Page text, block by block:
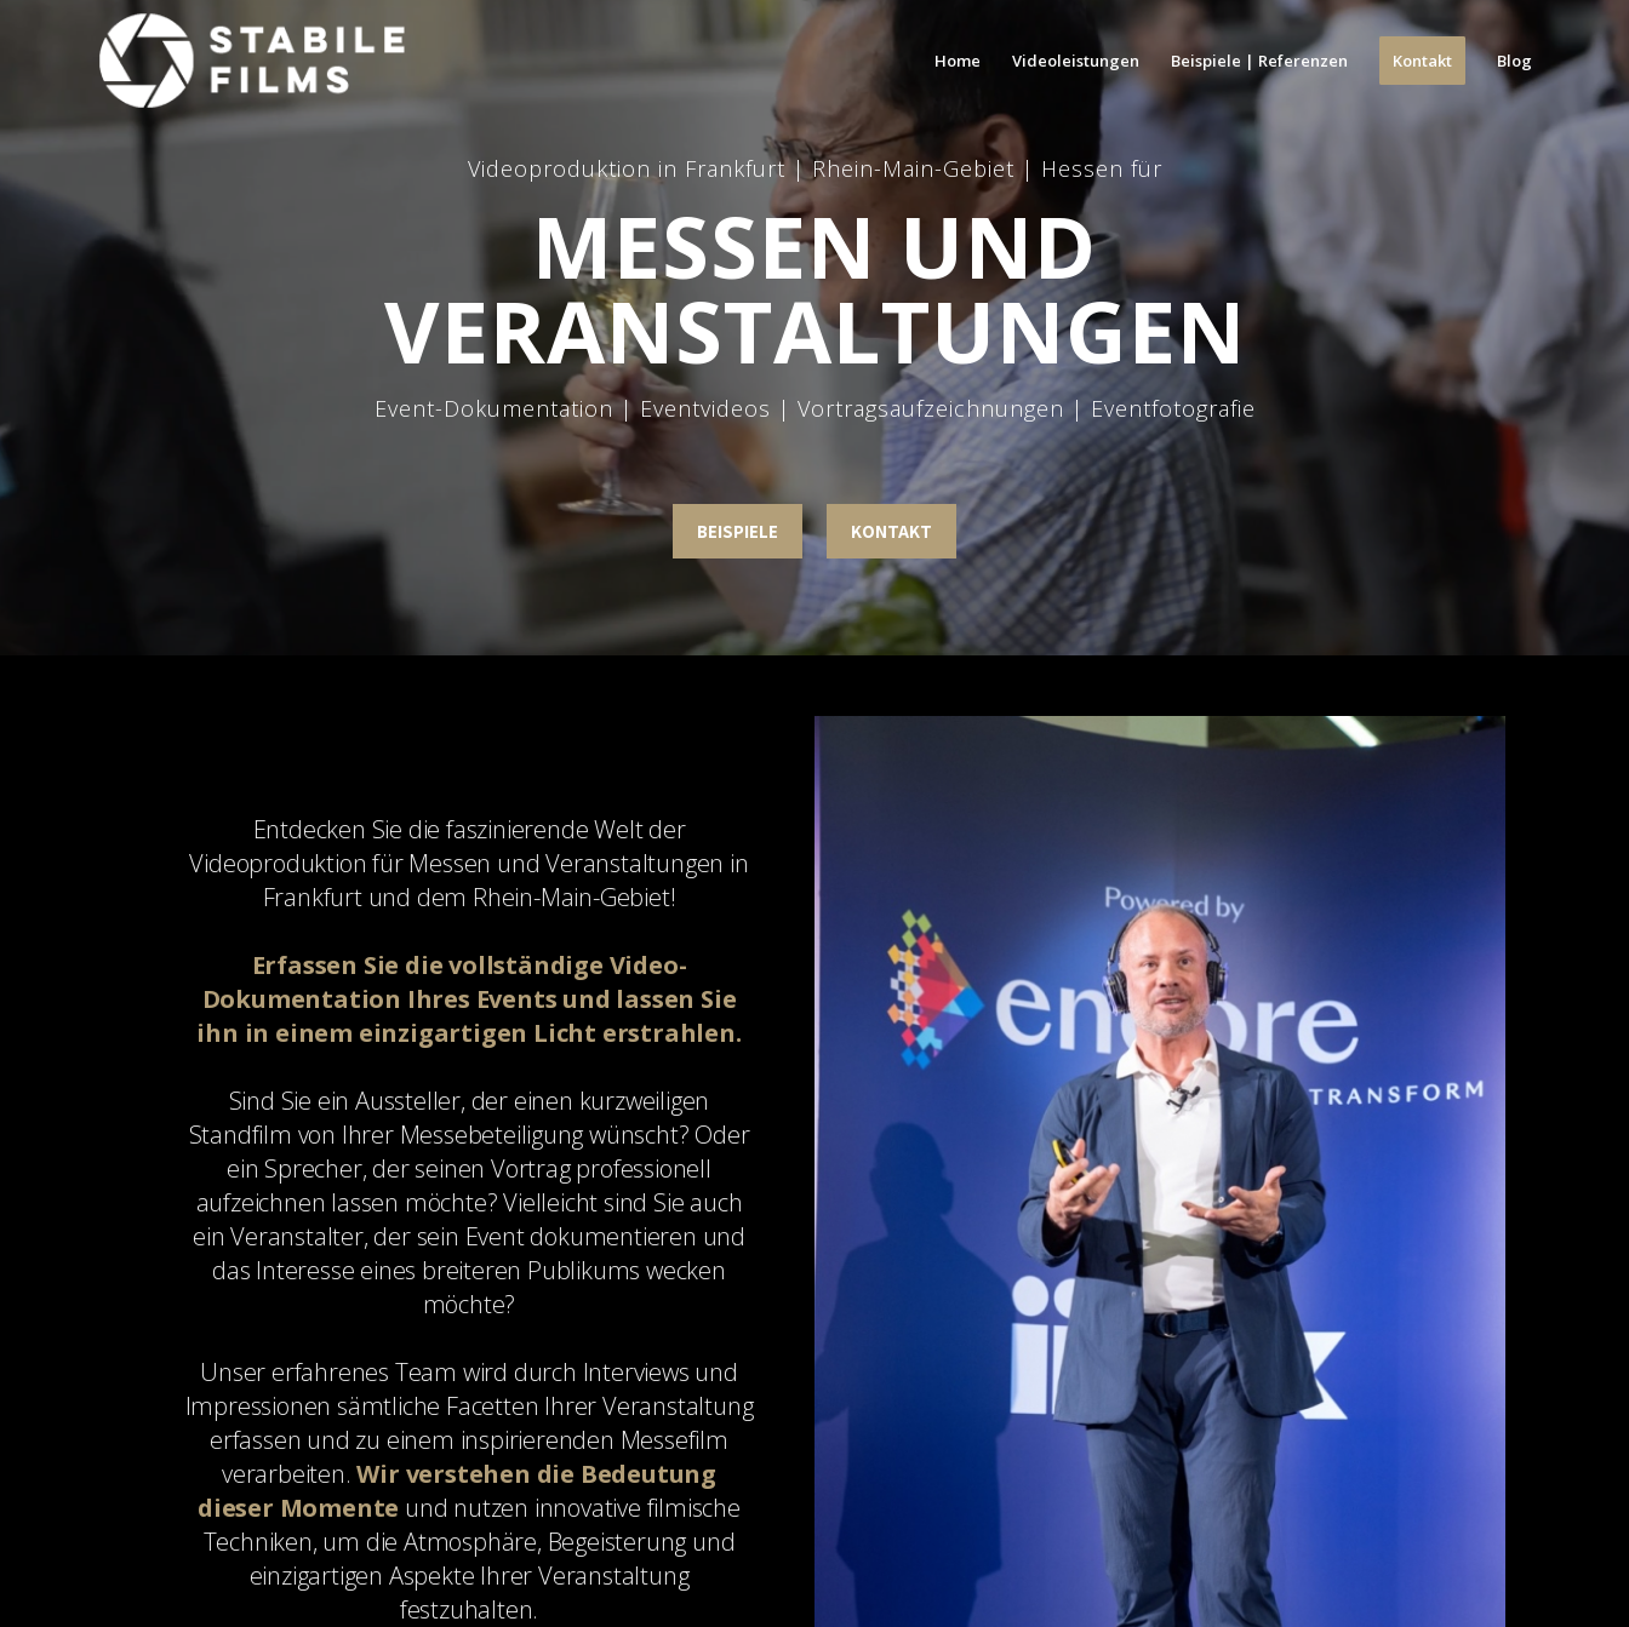
Home Videoleistungen Beispiele | Referenzen Kontakt Blog
Videoproduktion in Frankfurt | Rhein-Main-Gebiet | Hessen für
MESSEN UND
VERANSTALTUNGEN
Event-Dokumentation | Eventvideos | Vortragsaufzeichnungen | Eventfotografie
BEISPIELE KONTAKT
Entdecken Sie die faszinierende Welt der
Videoproduktion für Messen und Veranstaltungen in
Frankfurt und dem Rhein-Main-Gebiet!
Erfassen Sie die vollständige Video-
Dokumentation Ihres Events und lassen Sie
ihn in einem einzigartigen Licht erstrahlen.
Sind Sie ein Aussteller, der einen kurzweiligen
Standfilm von Ihrer Messebeteiligung wünscht? Oder
ein Sprecher, der seinen Vortrag professionell
aufzeichnen lassen möchte? Vielleicht sind Sie auch
ein Veranstalter, der sein Event dokumentieren und
das Interesse eines breiteren Publikums wecken
möchte?
Unser erfahrenes Team wird durch Interviews und
Impressionen sämtliche Facetten Ihrer Veranstaltung
erfassen und zu einem inspirierenden Messefilm
verarbeiten.Wir verstehen die Bedeutung
dieser Momente und nutzen innovative filmische
Techniken, um die Atmosphäre, Begeisterung und
einzigartigen Aspekte Ihrer Veranstaltung
festzuhalten.